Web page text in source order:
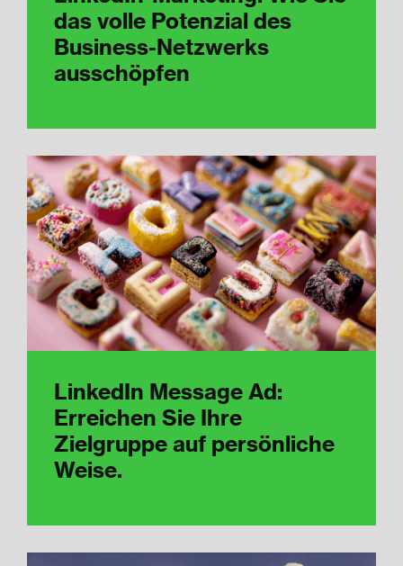
das volle Potenzial des
Business-Netzwerks
ausschöpfen
LinkedIn Message Ad:
Erreichen Sie Ihre
Zielgruppe auf persönliche
Weise.